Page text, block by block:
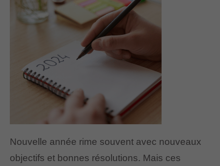
Nouvelle année rime souvent avec nouveaux
objectifs et bonnes résolutions. Mais ces